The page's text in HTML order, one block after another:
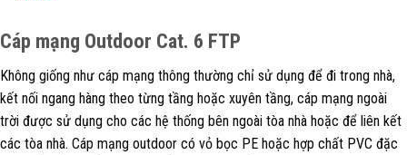
Cáp mạng Outdoor Cat. 6 FTP
Không giống như cáp mạng thông thường chỉ sử dụng để đi trong nhà,
kết nối ngang hàng theo từng tầng hoặc xuyên tầng, cáp mạng ngoài
trời được sử dụng cho các hệ thống bên ngoài tòa nhà hoặc để liên kết
các tòa nhà. Cáp mạng outdoor có vỏ bọc PE hoặc hợp chất PVC đặc